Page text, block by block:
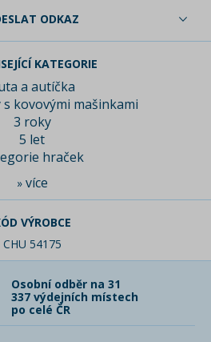
ODKAZ
KATEGORIE
a autíčka
kovovými mašinkami
3 roky
5 let
hraček
» více
VÝROBCE
CHU 54175
Osobní odběr na 31
337 výdejních místech
po celé ČR